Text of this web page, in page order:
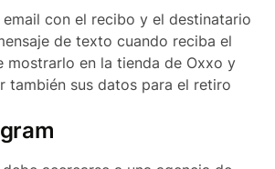
email con el recibo y el destinatario
de texto cuando reciba el
mostrarlo en la tienda de Oxxo y
también sus datos para el retiro